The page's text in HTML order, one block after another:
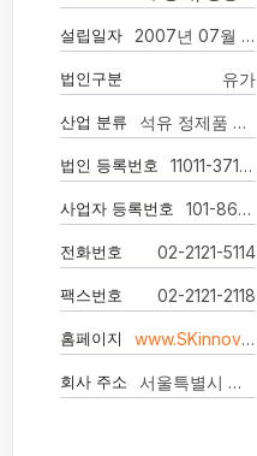
설립일자 2007년 07월 03일
법인구분 유가
산업 분류 석유 정제품 제조업
법인 등록번호 11011-3710385
사업자 등록번호 101-86-32319
전화번호 02-2121-5114
팩스번호 02-2121-2118
홈페이지 www.SKinnovation.com
회사 주소 서울특별시 종로구 종로 26